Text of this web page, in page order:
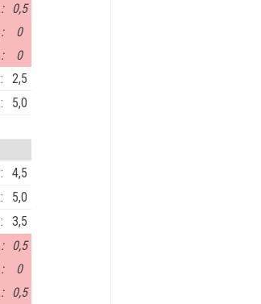
:
0,5
:
0
:
0
:
2,5
: 5,0
:
4,5
:
5,0
:
3,5
:
0,5
:
0
:
0,5